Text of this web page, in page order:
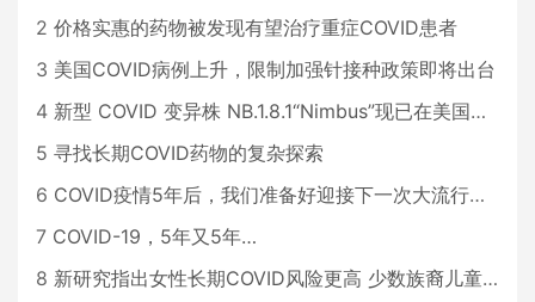
2 价格实惠的药物被发现有望治疗重症COVID患者
3 美国COVID病例上升，限制加强针接种政策即将出台
4 新型 COVID 变异株 NB.1.8.1“Nimbus”现已在美国占据主导地位
5 寻找长期COVID药物的复杂探索
6 COVID疫情5年后，我们准备好迎接下一次大流行了吗？
7 COVID-19，5年又5年…
8 新研究指出女性长期COVID风险更高 少数族裔儿童存在差异